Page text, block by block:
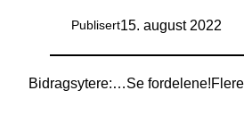
Publisert15. august 2022
Bidragsytere: Se fordelene!